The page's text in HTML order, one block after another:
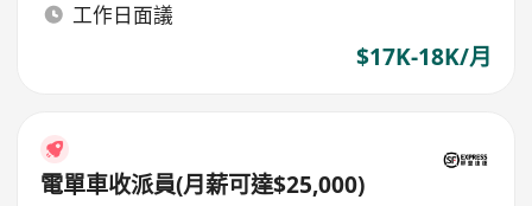
工作日面議
$17K-18K/月
電單車收派員(月薪可達$25,000)